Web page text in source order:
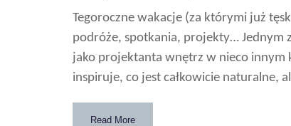
Tegoroczne wakacje (za którymi już
podróże, spotkania, projekty… Jednym
jako projektanta wnętrz w nieco innym
inspiruje, co jest całkowicie naturalne,
Read More